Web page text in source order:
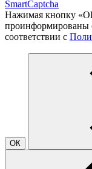
SmartCaptcha
Нажимая кнопку
проинформированы
соответствии с
ОК